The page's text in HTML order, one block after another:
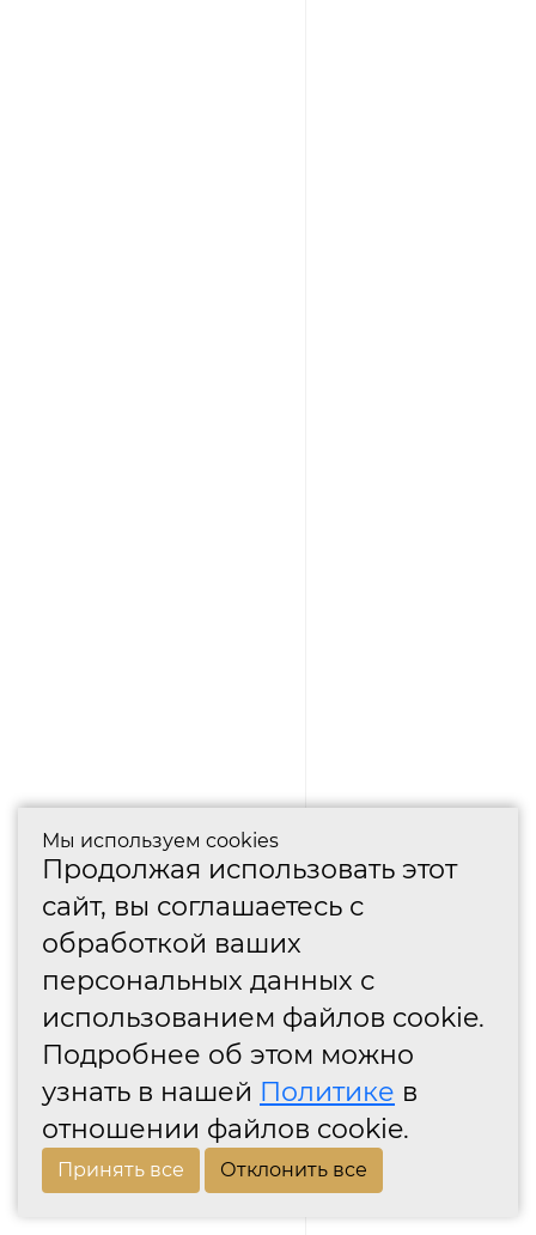
Мы используем cookies
Продолжая использовать этот
сайт, вы соглашаетесь с
обработкой ваших
персональных данных с
использованием файлов cookie.
Подробнее об этом можно
узнать в нашей Политике в
отношении файлов cookie.
Принять все Отклонить все